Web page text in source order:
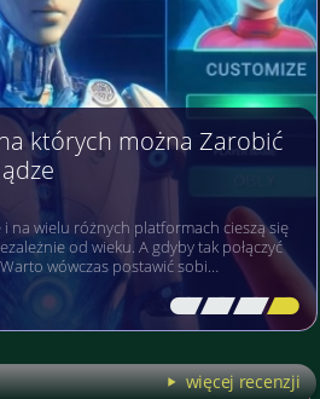
których można Zarobić
na wielu różnych platformach cieszą się
od wieku. A gdyby tak połączyć
wówczas postawić sobi…
[\ \\ \\ \]
więcej recenzji